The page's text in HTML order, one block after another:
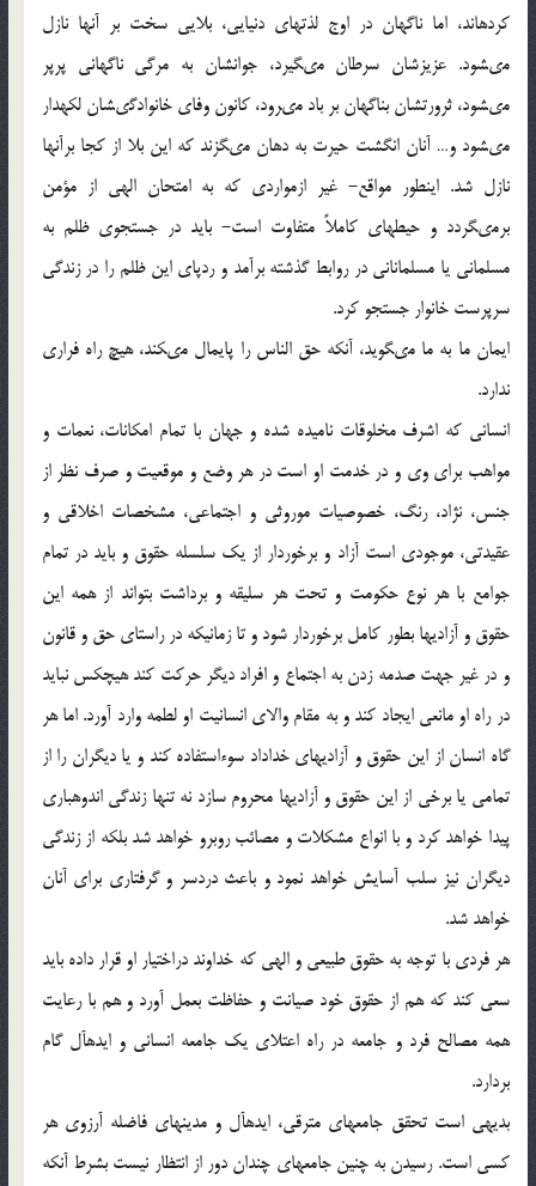
كرده‏اند، اما ناگهان در اوج لذت‏هاى دنيايى، بلايى سخت بر آنها نازل
مى‏شود. عزيزشان سرطان مى‏گيرد، جوانشان به مرگى ناگهانى پرپر
مى‏شود، ثرورتشان بناگهان بر باد مى‏رود، كانون وفاى خانوادگى‏شان لكه‏دار
مى‏شود و… آنان انگشت حيرت به دهان مى‏گزند كه اين بلا از كجا برآنها
نازل شد. اينطور مواقع- غير ازمواردى كه به امتحان الهى از مؤمن
برمى‏گردد و حيطه‏اى كاملاً متفاوت است- بايد در جستجوى ظلم به
مسلمانى يا مسلمانانى در روابط گذشته برآمد و ردپاى اين ظلم را در زندگى
سرپرست خانوار جستجو كرد.
ايمان ما به ما مى‏گويد، آنكه حق الناس را پايمال مى‏كند، هيچ راه فرارى
ندارد.
انسانى كه اشرف مخلوقات ناميده شده و جهان با تمام امكانات، نعمات و
مواهب براى وى و در خدمت او است در هر وضع و موقعيت و صرف نظر از
جنس، نژاد، رنگ، خصوصيات موروثى و اجتماعى، مشخصات اخلاقى و
عقيدتى، موجودى است آزاد و برخوردار از يك سلسله حقوق و بايد در تمام
جوامع با هر نوع حكومت و تحت هر سليقه و برداشت بتواند از همه اين
حقوق و آزاديها بطور كامل برخوردار شود و تا زمانيكه در راستاى حق و قانون
و در غير جهت صدمه زدن به اجتماع و افراد ديگر حركت كند هيچكس نبايد
در راه او مانعى ايجاد كند و به مقام والاى انسانيت او لطمه وارد آورد. اما هر
گاه انسان از اين حقوق و آزاديهاي خداداد سوءاستفاده كند و يا ديگران را از
تمامى يا برخى از اين حقوق و آزاديها محروم سازد نه تنها زندگي اندوهباري
پيدا خواهد كرد و با انواع مشكلات و مصائب روبرو خواهد شد بلكه از زندگى
ديگران نيز سلب آسايش خواهد نمود و باعث دردسر و گرفتارى براى آنان
خواهد شد.
هر فردى با توجه به حقوق طبيعى و الهى كه خداوند دراختيار او قرار داده بايد
سعى كند كه هم از حقوق خود صيانت و حفاظت بعمل آورد و هم با رعايت
همه مصالح فرد و جامعه در راه اعتلاى يك جامعه انسانى و ايده‏آل گام
بردارد.
بديهى است تحقق جامعه‏اى مترقى، ايده‏آل و مدينه‏اى فاضله آرزوى هر
كسى است. رسيدن به چنين جامعه‏اى چندان دور از انتظار نيست بشرط آنكه